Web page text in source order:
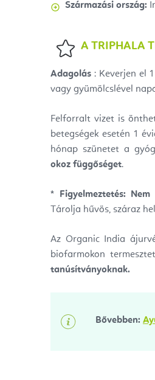
Származási ország:
A TRIPHALA
Adagolás : Keverjen el
vagy gyümölcslével
Felforralt vizet is
betegségek esetén 1
hónap szünetet a
okoz függőséget.
* Figyelmeztetés:
Nem
Tárolja hűvös, száraz
Az Organic India
biofarmokon
tanúsítványoknak.
Bővebben: